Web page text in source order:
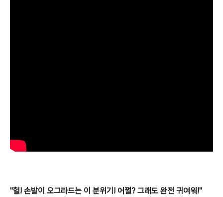
"헐! 손발이 오그라드는 이 분위기! 어쩔? 그래도 완전 귀여워!"